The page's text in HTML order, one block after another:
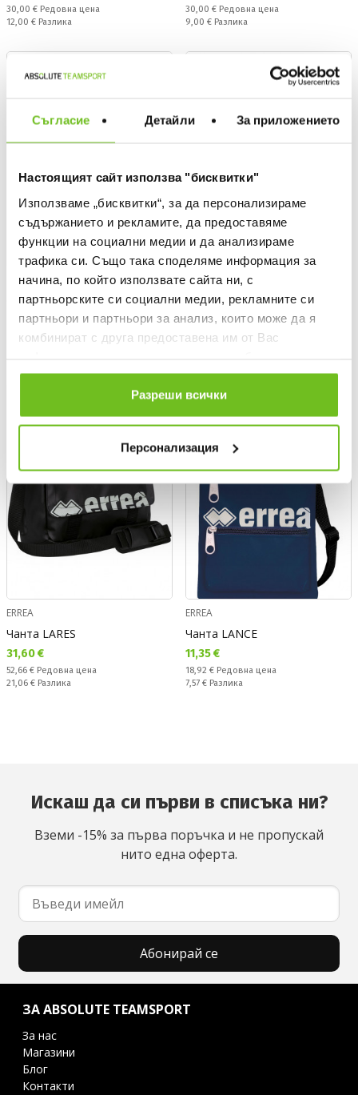
Съгласие Детайли За приложението
Настоящият сайт използва "бисквитки"
Използваме „бисквитки“, за да персонализираме
съдържанието и рекламите, да предоставяме
функции на социални медии и да анализираме
трафика си. Също така споделяме информация за
начина, по който използвате сайта ни, с
партньорските си социални медии, рекламните си
партньори и партньори за анализ, които може да я
комбинират с друга предоставена им от Вас
ползването от Ваша страна на услугите им.
Разреши всички
Персонализация
Редовна цена:
30,00 € Редовна цена
Спестявате:
12,00 € Разлика
Редовна цена:
30,00 € Редовна цена
Спестявате:
9,00 € Разлика
NIKE
Чанта FCB NK HERITAGE
CROSSBODY
Текуща цена:
30,00 €
ERREA
Чанта BROOKLYN
Текуща цена:
11,35 €
Редовна цена:
18,92 €Редовна цена
ERREA
Чанта LARES
Текуща цена:
31,60 €
Редовна цена:
52,66 € Редовна цена
Спестявате:
21,06 € Разлика
OFFER
ERREA
Чанта LANCE
Текуща цена:
11,35 €
Редовна цена:
18,92 € Редовна цена
Спестявате:
7,57 € Разлика
Искаш да си първи в списъка ни?
Вземи -15% за първа поръчка и не пропускай
нито една оферта.
Абонирай се
ЗА ABSOLUTE TEAMSPORT
За нас
Магазини
Блог
Контакти